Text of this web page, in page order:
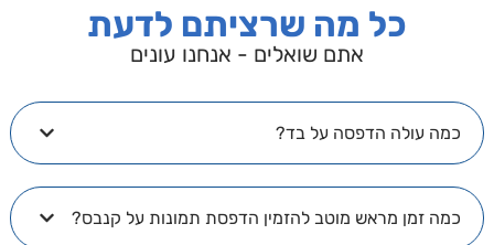
כל מה שרציתם לדעת
אתם שואלים - אנחנו עונים
עולה הדפסה על בד?
זמן מראש מוטב להזמין הדפסת תמונות על קנבס?